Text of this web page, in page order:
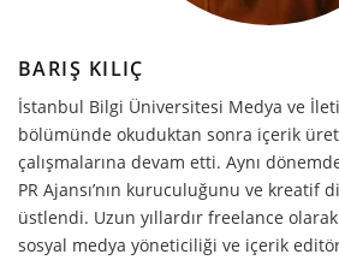
BARIŞ KILIÇ
İstanbul Bilgi Üniversitesi Medya ve
bölümünde okuduktan sonra içerik
çalışmalarına devam etti. Aynı
PR Ajansı’nın kuruculuğunu ve kreatif
üstlendi. Uzun yıllardır freelance
sosyal medya yöneticiliği ve içerik